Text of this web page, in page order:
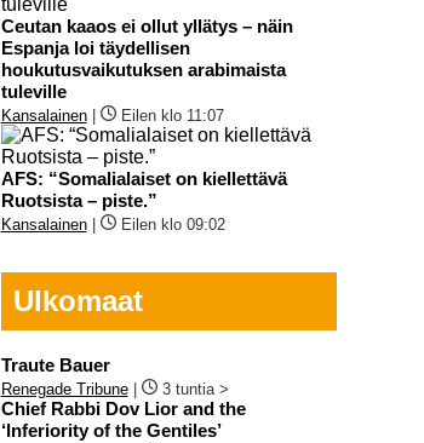
Ceutan kaaos ei ollut yllätys – näin
Espanja loi täydellisen
houkutusvaikutuksen arabimaista
tuleville
Kansalainen| Eilen klo 11:07
AFS: “Somalialaiset on kiellettävä
Ruotsista – piste.”
Kansalainen| Eilen klo 09:02
Ulkomaat
Traute Bauer
Renegade Tribune| 3 tuntia >
Chief Rabbi Dov Lior and the
‘Inferiority of the Gentiles’